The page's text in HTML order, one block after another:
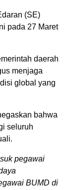
(SE)
pada 27 Maret
daerah
menjaga
global yang
bahwa
seluruh
pegawai
BUMD di